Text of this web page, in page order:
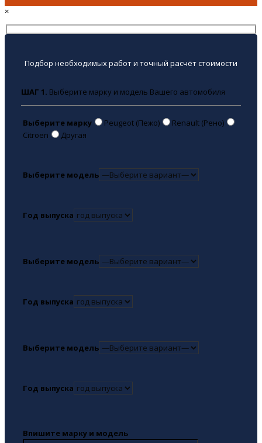
×
Подбор необходимых работ и точный расчёт стоимости
ШАГ 1. Выберите марку и модель Вашего автомобиля
Выберите марку Peugeot (Пежо)
Renault (Рено)
Citroen
Другая
Выберите модель
Год выпуска
Выберите модель
Год выпуска
Выберите модель
Год выпуска
Впишите марку и модель